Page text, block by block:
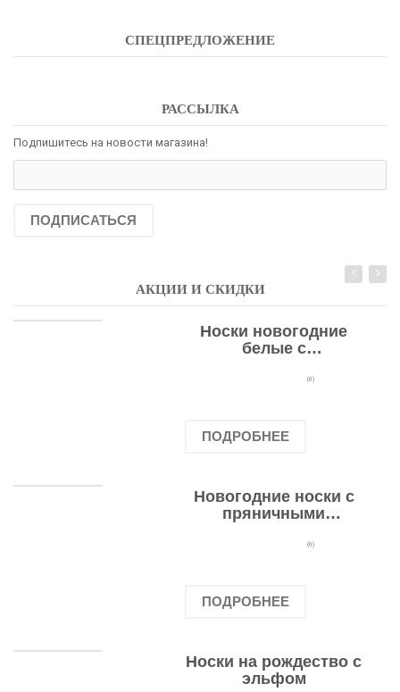
СПЕЦПРЕДЛОЖЕНИЕ
РАССЫЛКА
Подпишитесь на новости магазина!
ПОДПИСАТЬСЯ
АКЦИИ И СКИДКИ
Носки новогодние
белые с
оленями(0)
ПОДРОБНЕЕ
Новогодние носки с
пряничными
(0)
ПОДРОБНЕЕ
Носки на рождество с
эльфом